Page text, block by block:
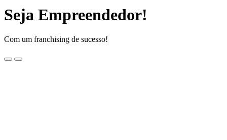
Seja Empreendedor!
Com um franchising de sucesso!